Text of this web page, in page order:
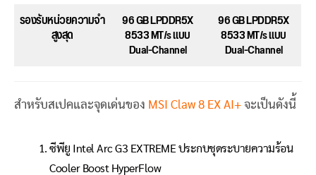
รองรับหน่วยความจำ
สูงสุด
96 GB LPDDR5X
8533 MT/s แบบ
Dual-Channel
96 GB LPDDR5X
8533 MT/s แบบ
Dual-Channel
สำหรับสเปคและจุดเด่นของ MSI Claw 8 EX AI+ จะเป็นดังนี้
ซีพียู Intel Arc G3 EXTREME ประกบชุดระบายความร้อน
Cooler Boost HyperFlow